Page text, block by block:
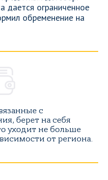
дается ограниченное
обременение на
с
берет на себя
уходит не больше
от региона.